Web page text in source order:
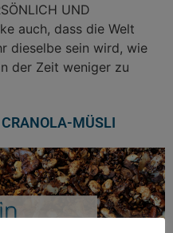
UND
auch, dass die Welt
dieselbe sein wird, wie
der Zeit weniger zu
MÜSLI